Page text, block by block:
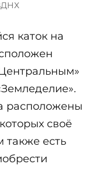
каток на
расположены
своё
также есть